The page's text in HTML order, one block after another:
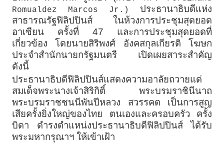
Romualdez Marcos Jr.) ประธานาธิบดีแห่ง
สาธารณรัฐฟิลิปปินส์ ในห้วงการประชุมสุดยอด
อาเซียน ครั้งที่ 47 และการประชุมสุดยอดที่
เกี่ยวข้อง โดยนายสิริพงศ์ อังคสกุลเกียรติ โฆษก
ประจำสำนักนายกรัฐมนตรี เปิดเผยสาระสำคัญ
ดังนี้
ประธานาธิบดีฟิลิปปินส์แสดงความอาลัยถวายแด่
สมเด็จพระนางเจ้าสิริกิติ์ พระบรมราชินีนาถ
พระบรมราชชนนีพันปีหลวง สวรรคต เป็นการสูญ
เสียครั้งยิ่งใหญ่ของไทย ตนเองและครอบครัว ครั้ง
บิดา ดำรงตำแหน่งประธานาธิบดีฟิลิปปินส์ ได้รับ
พระมหากรุณาฯ ให้เข้าเฝ้า